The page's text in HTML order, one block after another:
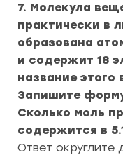
7. Молекула
практически в
образована
и содержит 18
название этого
Запишите
Сколько моль
содержится в
Ответ округлите